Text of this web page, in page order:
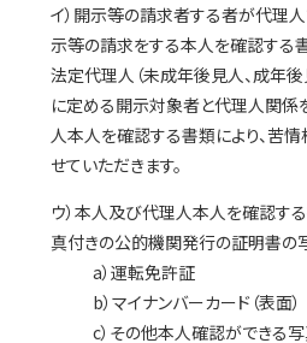
イ）開示等の請求者する者が代理
示等の請求をする本人を確認する
法定代理人（未成年後見人、成年後
に定める開示対象者と代理人関係
人本人を確認する書類により、苦
せていただきます。
ウ）本人及び代理人本人を確認す
真付きの公的機関発行の証明書の
a）運転免許証
b）マイナンバーカード（表面）
c）その他本人確認ができる